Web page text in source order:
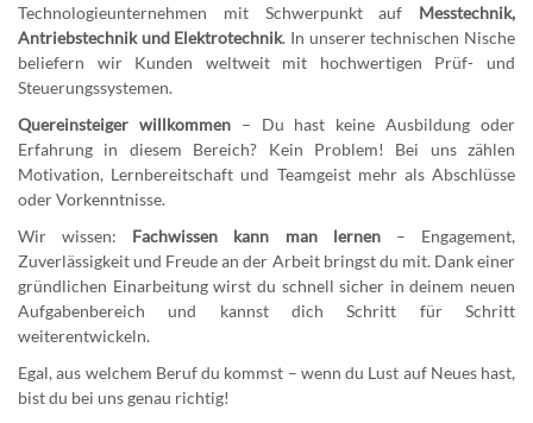
Technologieunternehmen mit Schwerpunkt auf Messtechnik,
Antriebstechnik und Elektrotechnik. In unserer technischen Nische
beliefern wir Kunden weltweit mit hochwertigen Prüf- und
Steuerungssystemen.
Quereinsteiger willkommen– Du hast keine Ausbildung oder
Erfahrung in diesem Bereich? Kein Problem! Bei uns zählen
Motivation, Lernbereitschaft und Teamgeist mehr als Abschlüsse
oder Vorkenntnisse.
Wir wissen: Fachwissen kann man lernen– Engagement,
Zuverlässigkeit und Freude an der Arbeit bringst du mit. Dank einer
gründlichen Einarbeitung wirst du schnell sicher in deinem neuen
Aufgabenbereich und kannst dich Schritt für Schritt
weiterentwickeln.
Egal, aus welchem Beruf du kommst – wenn du Lust auf Neues hast,
bist du bei uns genau richtig!